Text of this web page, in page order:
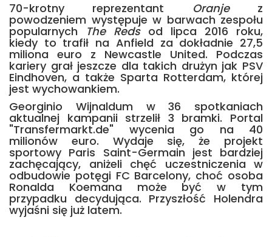
70-krotny reprezentant Oranjez
powodzeniem występuje w barwach zespołu
popularnych The Redsod lipca 2016 roku,
kiedy to trafił na Anfield za dokładnie 27,5
miliona euro z Newcastle United. Podczas
kariery grał jeszcze dla takich drużyn jak PSV
Eindhoven, a także Sparta Rotterdam, której
jest wychowankiem.
Georginio Wijnaldum w 36 spotkaniach
aktualnej kampanii strzelił 3 bramki. Portal
"Transfermarkt.de" wycenia go na 40
milionów euro. Wydaje się, że projekt
sportowy Paris Saint-Germain jest bardziej
zachęcający, aniżeli chęć uczestniczenia w
odbudowie potęgi FC Barcelony, choć osoba
Ronalda Koemana może być w tym
przypadku decydująca. Przyszłość Holendra
wyjaśni się już latem.